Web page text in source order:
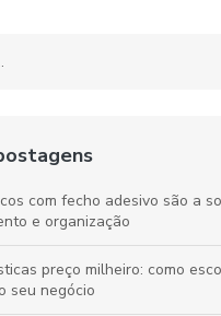
com fecho adesivo são a
e organização
preço milheiro: como
seu negócio